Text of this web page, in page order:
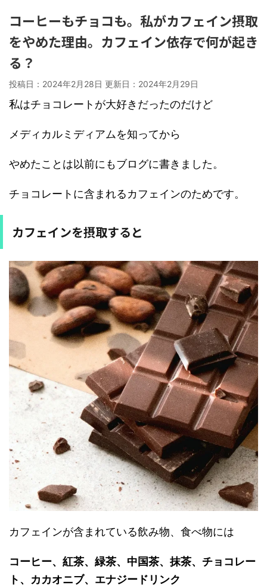
コーヒーもチョコも。私がカフェイン摂取
をやめた理由。カフェイン依存で何が起き
る？
投稿日：2024年2月28日 更新日： 2024年2月29日
私はチョコレートが大好きだったのだけど
メディカルミディアムを知ってから
やめたことは以前にもブログに書きました。
チョコレートに含まれるカフェインのためです。
カフェインを摂取すると
カフェインが含まれている飲み物、食べ物には
コーヒー、紅茶、緑茶、中国茶、抹茶、チョコレー
ト、カカオニブ、エナジードリンク